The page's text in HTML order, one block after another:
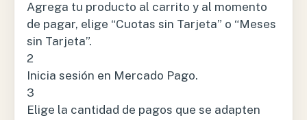
Agrega tu producto al carrito y al momento
de pagar, elige “Cuotas sin Tarjeta” o “Meses
sin Tarjeta”.
2
Inicia sesión en Mercado Pago.
3
Elige la cantidad de pagos que se adapten